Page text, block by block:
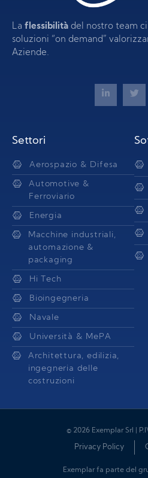
La flessibilità del nostro team
soluzioni “on demand”
Aziende.
Settori
Aerospazio & Difesa
Automotive &
Ferroviario
Energia
Macchine industriali,
automazione &
packaging
Hi Tech
Bioingegneria
Navale
Università & MePA
Architettura, edilizia,
ingegneria delle
costruzioni
© 2026 Exemplar Srl |
Privacy Policy
Exemplar fa parte del